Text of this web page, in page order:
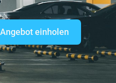
einholen